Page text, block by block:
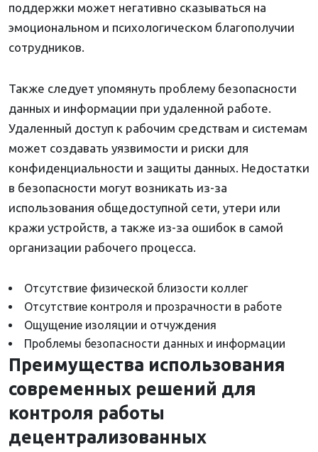
поддержки может негативно сказываться на
эмоциональном и психологическом благополучии
сотрудников.
Также следует упомянуть проблему безопасности
данных и информации при удаленной работе.
Удаленный доступ к рабочим средствам и системам
может создавать уязвимости и риски для
конфиденциальности и защиты данных. Недостатки
в безопасности могут возникать из-за
использования общедоступной сети, утери или
кражи устройств, а также из-за ошибок в самой
организации рабочего процесса.
Отсутствие физической близости коллег
Отсутствие контроля и прозрачности в работе
Ощущение изоляции и отчуждения
Проблемы безопасности данных и информации
Преимущества использования
современных решений для
контроля работы
децентрализованных